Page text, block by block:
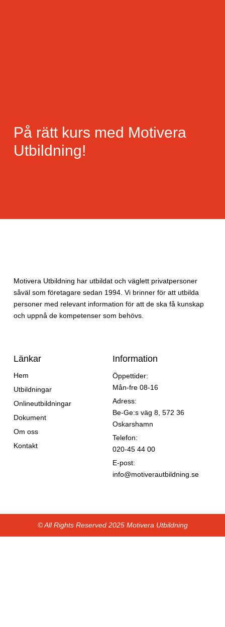
På rätt kurs med Motivera
Utbildning!
Motivera Utbildning har utbildat och väglett privatpersoner
såväl som företagare sedan 1994. Vi brinner för att utbilda
personer med relevant information för att de ska få kunskap
och uppnå de kompetenser som behövs.
Länkar
Hem
Utbildningar
Onlineutbildningar
Dokument
Om oss
Kontakt
Information
Öppettider:
Mån-fre 08-16
Adress:
Be-Ge:s väg 8, 572 36
Oskarshamn
Telefon:
020-45 44 00
E-post:
info@motiverautbildning.se
© All Rights Reserved 2025 Motivera Utbildning